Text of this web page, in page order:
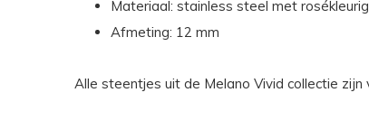
Materiaal: stainless steel met
Afmeting: 12 mm
Alle steentjes uit de Melano Vivid collectie